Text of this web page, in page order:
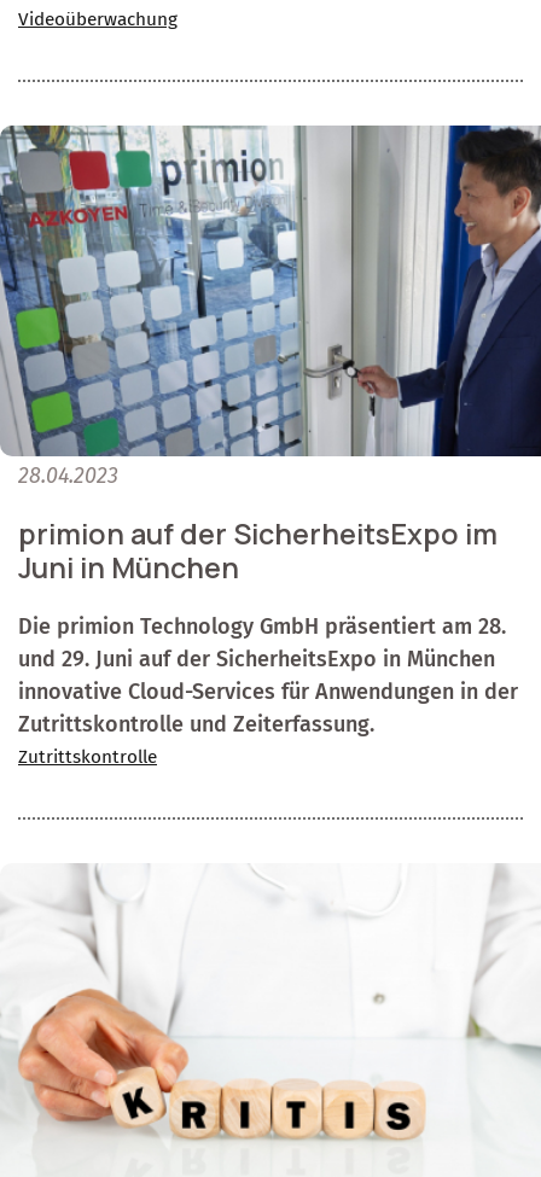
Videoüberwachung
28.04.2023
primion auf der SicherheitsExpo im
Juni in München
Die primion Technology GmbH präsentiert am 28.
und 29. Juni auf der SicherheitsExpo in München
innovative Cloud-Services für Anwendungen in der
Zutrittskontrolle und Zeiterfassung.
Zutrittskontrolle